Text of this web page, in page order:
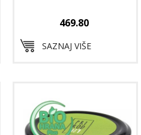
469.80
SAZNAJ VIŠE